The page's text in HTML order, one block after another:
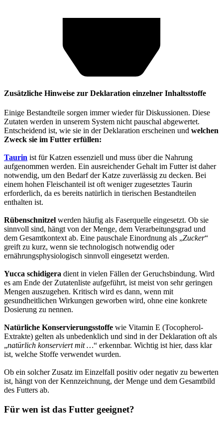
Zusätzliche Hinweise zur Deklaration einzelner Inhaltsstoffe
Einige Bestandteile sorgen immer wieder für Diskussionen. Diese
Zutaten werden in unserem System nicht pauschal abgewertet.
Entscheidend ist, wie sie in der Deklaration erscheinen und welchen
Zweck sie im Futter erfüllen:
Taurin ist für Katzen essenziell und muss über die Nahrung
aufgenommen werden. Ein ausreichender Gehalt im Futter ist daher
notwendig, um den Bedarf der Katze zuverlässig zu decken. Bei
einem hohen Fleischanteil ist oft weniger zugesetztes Taurin
erforderlich, da es bereits natürlich in tierischen Bestandteilen
enthalten ist.
Rübenschnitzel werden häufig als Faserquelle eingesetzt. Ob sie
sinnvoll sind, hängt von der Menge, dem Verarbeitungsgrad und
dem Gesamtkontext ab. Eine pauschale Einordnung als „Zucker“
greift zu kurz, wenn sie technologisch notwendig oder
ernährungsphysiologisch sinnvoll eingesetzt werden.
Yucca schidigera dient in vielen Fällen der Geruchsbindung. Wird
es am Ende der Zutatenliste aufgeführt, ist meist von sehr geringen
Mengen auszugehen. Kritisch wird es dann, wenn mit
gesundheitlichen Wirkungen geworben wird, ohne eine konkrete
Dosierung zu nennen.
Natürliche Konservierungsstoffe wie Vitamin E (Tocopherol-
Extrakte) gelten als unbedenklich und sind in der Deklaration oft als
„natürlich konserviert mit …“ erkennbar. Wichtig ist hier, dass klar
ist, welche Stoffe verwendet wurden.
Ob ein solcher Zusatz im Einzelfall positiv oder negativ zu bewerten
ist, hängt von der Kennzeichnung, der Menge und dem Gesamtbild
des Futters ab.
Für wen ist das Futter geeignet?